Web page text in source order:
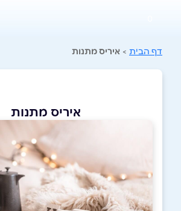
דף הבית > איריס מתנות
איריס מתנות